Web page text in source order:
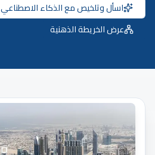
اسأل وتلخيص مع الذكاء الاصطناعي
عرض الخريطة الذهنية